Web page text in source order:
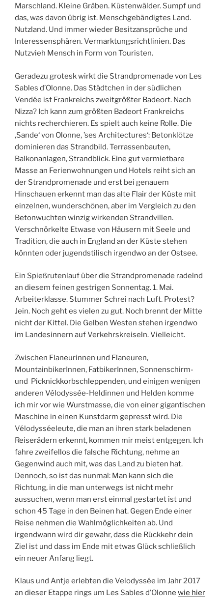
Marschland. Kleine Gräben. Küstenwälder. Sumpf und
das, was davon übrig ist. Menschgebändigtes Land.
Nutzland. Und immer wieder Besitzansprüche und
Interessensphären. Vermarktungsrichtlinien. Das
Nutzvieh Mensch in Form von Touristen.
Geradezu grotesk wirkt die Strandpromenade von Les
Sables d’Olonne. Das Städtchen in der südlichen
Vendée ist Frankreichs zweitgrößter Badeort. Nach
Nizza? Ich kann zum größten Badeort Frankreichs
nichts recherchieren. Es spielt auch keine Rolle. Die
‚Sande‘ von Olonne, ’ses Architectures‘: Betonklötze
dominieren das Strandbild. Terrassenbauten,
Balkonanlagen, Strandblick. Eine gut vermietbare
Masse an Ferienwohnungen und Hotels reiht sich an
der Strandpromenade und erst bei genauem
Hinschauen erkennt man das alte Flair der Küste mit
einzelnen, wunderschönen, aber im Vergleich zu den
Betonwuchten winzig wirkenden Strandvillen.
Verschnörkelte Etwase von Häusern mit Seele und
Tradition, die auch in England an der Küste stehen
könnten oder jugendstilisch irgendwo an der Ostsee.
Ein Spießrutenlauf über die Strandpromenade radelnd
an diesem feinen gestrigen Sonnentag. 1. Mai.
Arbeiterklasse. Stummer Schrei nach Luft. Protest?
Jein. Noch geht es vielen zu gut. Noch brennt der Mitte
nicht der Kittel. Die Gelben Westen stehen irgendwo
im Landesinnern auf Verkehrskreiseln. Vielleicht.
Zwischen Flaneurinnen und Flaneuren,
MountainbikerInnen, FatbikerInnen, Sonnenschirm-
und Picknickkorbschleppenden, und einigen wenigen
anderen Vélodyssée-Heldinnen und Helden komme
ich mir vor wie Wurstmasse, die von einer gigantischen
Maschine in einen Kunstdarm gepresst wird. Die
Vélodysséeleute, die man an ihren stark beladenen
Reiserädern erkennt, kommen mir meist entgegen. Ich
fahre zweifellos die falsche Richtung, nehme an
Gegenwind auch mit, was das Land zu bieten hat.
Dennoch, so ist das nunmal: Man kann sich die
Richtung, in die man unterwegs ist nicht mehr
aussuchen, wenn man erst einmal gestartet ist und
schon 45 Tage in den Beinen hat. Gegen Ende einer
Reise nehmen die Wahlmöglichkeiten ab. Und
irgendwann wird dir gewahr, dass die Rückkehr dein
Ziel ist und dass im Ende mit etwas Glück schließlich
ein neuer Anfang liegt.
Klaus und Antje erlebten die Velodyssée im Jahr 2017
an dieser Etappe rings um Les Sables d’Olonne wie hier